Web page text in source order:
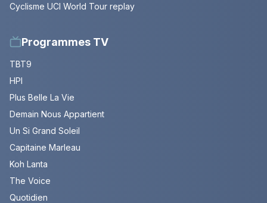
Cyclisme UCI World Tour replay
Programmes TV
TBT9
HPI
Plus Belle La Vie
Demain Nous Appartient
Un Si Grand Soleil
Capitaine Marleau
Koh Lanta
The Voice
Quotidien